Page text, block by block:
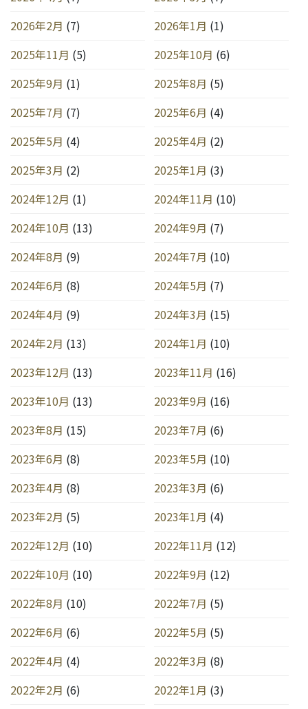
2026年2月 (7) 2026年1月 (1)
2025年11月 (5) 2025年10月 (6)
2025年9月 (1) 2025年8月 (5)
2025年7月 (7) 2025年6月 (4)
2025年5月 (4) 2025年4月 (2)
2025年3月 (2) 2025年1月 (3)
2024年12月 (1) 2024年11月 (10)
2024年10月 (13) 2024年9月 (7)
2024年8月 (9) 2024年7月 (10)
2024年6月 (8) 2024年5月 (7)
2024年4月 (9) 2024年3月 (15)
2024年2月 (13) 2024年1月 (10)
2023年12月 (13) 2023年11月 (16)
2023年10月 (13) 2023年9月 (16)
2023年8月 (15) 2023年7月 (6)
2023年6月 (8) 2023年5月 (10)
2023年4月 (8) 2023年3月 (6)
2023年2月 (5) 2023年1月 (4)
2022年12月 (10) 2022年11月 (12)
2022年10月 (10) 2022年9月 (12)
2022年8月 (10) 2022年7月 (5)
2022年6月 (6) 2022年5月 (5)
2022年4月 (4) 2022年3月 (8)
2022年2月 (6) 2022年1月 (3)